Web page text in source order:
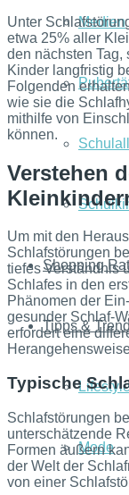
Medien
Shopping
Tipps &
Mode
Unter
etwa 25% aller
den nächsten
Kinder langfristig
Folgenden
wie sie die
mithilfe von
können.
Verstehen
Um mit den
Schlafstörungen
tiefes Verständnis
Schlafes in den
Phänomen der
gesunder Schlaf-
erfordert eine
Typische
Schlafstörungen
unterschätzende
Formen äußern
der Welt der
von einer